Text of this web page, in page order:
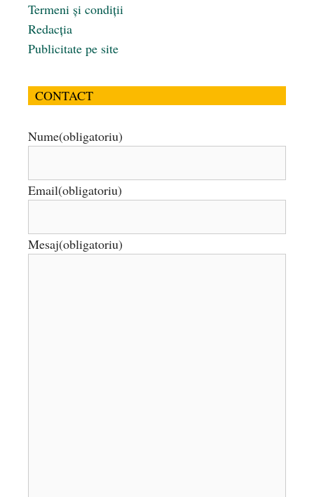
Termeni și condiții
Redacția
Publicitate pe site
CONTACT
Nume(obligatoriu)
Email(obligatoriu)
Mesaj(obligatoriu)